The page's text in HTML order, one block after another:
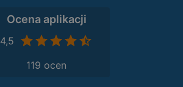
Ocena aplikacji
4,5
119 ocen